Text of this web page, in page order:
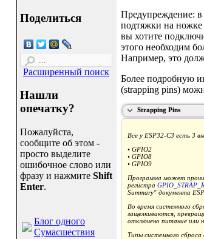
Поделиться
Расширенный поиск
Нашли
опечатку?
Пожалуйста,
сообщите об этом -
просто выделите
ошибочное слово или
фразу и нажмите Shift
Enter.
Блог одного
Сумасшествия
Предупреждение: в
подтяжки на
вы хотите
этого необходим
Например, это
Более подробную
(strapping pins)
Strapping Pins
Все у ESP32-C3 есть 3
• GPIO2
• GPIO8
• GPIO9
Программа может
регистра
Summary" документа
Во время системного
защелкиваются,
отключено питание или
Типы системного